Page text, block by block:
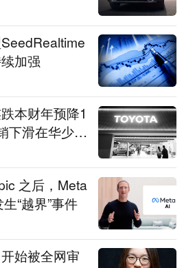
加强
本财年预降1
下滑在华少卖
之后，Meta
“越界”事件
始被全网审